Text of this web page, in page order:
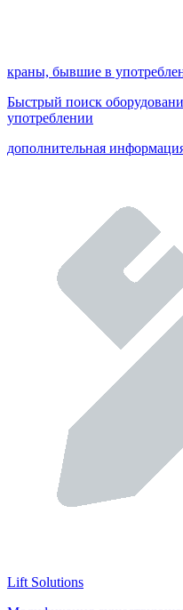
краны, бывшие в
Быстрый поиск
употреблении
дополнительная
Lift Solutions